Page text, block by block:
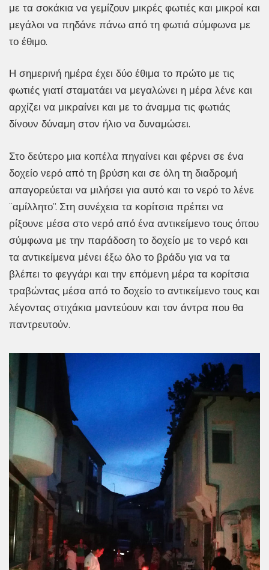
με τα σοκάκια να γεμίζουν μικρές φωτιές και μικροί και
μεγάλοι να πηδάνε πάνω από τη φωτιά σύμφωνα με
το έθιμο.
Η σημερινή ημέρα έχει δύο έθιμα το πρώτο με τις
φωτιές γιατί σταματάει να μεγαλώνει η μέρα λένε και
αρχίζει να μικραίνει και με το άναμμα τις φωτιάς
δίνουν δύναμη στον ήλιο να δυναμώσει.
Στο δεύτερο μια κοπέλα πηγαίνει και φέρνει σε ένα
δοχείο νερό από τη βρύση και σε όλη τη διαδρομή
απαγορεύεται να μιλήσει για αυτό και το νερό το λένε
¨αμίλλητο”. Στη συνέχεια τα κορίτσια πρέπει να
ρίξουνε μέσα στο νερό από ένα αντικείμενο τους όπου
σύμφωνα με την παράδοση το δοχείο με το νερό και
τα αντικείμενα μένει έξω όλο το βράδυ για να τα
βλέπει το φεγγάρι και την επόμενη μέρα τα κορίτσια
τραβώντας μέσα από το δοχείο το αντικείμενο τους και
λέγοντας στιχάκια μαντεύουν και τον άντρα που θα
παντρευτούν.